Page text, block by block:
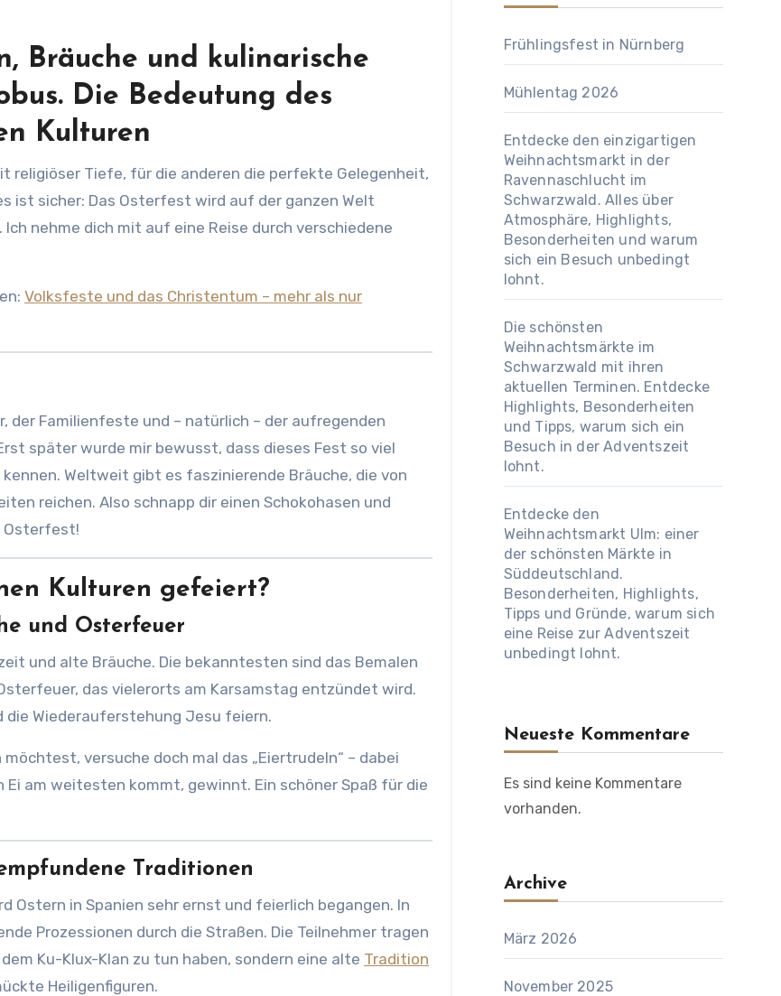
Bräuche und kulinarische
Die Bedeutung des
Kulturen
ist sicher: Das Osterfest wird auf der ganzen Welt
nehme dich mit auf eine Reise durch verschiedene
Volksfeste und das Christentum – mehr als nur
der Familienfeste und – natürlich – der aufregenden
später wurde mir bewusst, dass dieses Fest so viel
Weltweit gibt es faszinierende Bräuche, die von
reichen. Also schnapp dir einen Schokohasen und
Osterfest!
Kulturen gefeiert?
und Osterfeuer
und alte Bräuche. Die bekanntesten sind das Bemalen
das vielerorts am Karsamstag entzündet wird.
die Wiederauferstehung Jesu feiern.
versuche doch mal das „Eiertrudeln“ – dabei
am weitesten kommt, gewinnt. Ein schöner Spaß für die
Traditionen
Ostern in Spanien sehr ernst und feierlich begangen. In
Prozessionen durch die Straßen. Die Teilnehmer tragen
Ku-Klux-Klan zu tun haben, sondern eine alte Tradition
Heiligenfiguren.
Frühlingsfest in Nürnberg
Mühlentag 2026
Entdecke den einzigartigen
Weihnachtsmarkt in der
Ravennaschlucht im
Schwarzwald. Alles über
Atmosphäre, Highlights,
Besonderheiten und warum
sich ein Besuch unbedingt
lohnt.
Die schönsten
Weihnachtsmärkte im
Schwarzwald mit ihren
aktuellen Terminen. Entdecke
Highlights, Besonderheiten
und Tipps, warum sich ein
Besuch in der Adventszeit
lohnt.
Entdecke den
Weihnachtsmarkt Ulm: einer
der schönsten Märkte in
Süddeutschland.
Besonderheiten, Highlights,
Tipps und Gründe, warum sich
eine Reise zur Adventszeit
unbedingt lohnt.
Neueste Kommentare
Es sind keine Kommentare
vorhanden.
Archive
März 2026
November 2025